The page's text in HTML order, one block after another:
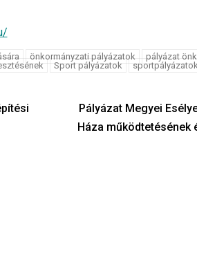
önkormányzati pályázatok pályázat
Sport pályázatok sportpályázatok
Pályázat Megyei
Háza működtetésének